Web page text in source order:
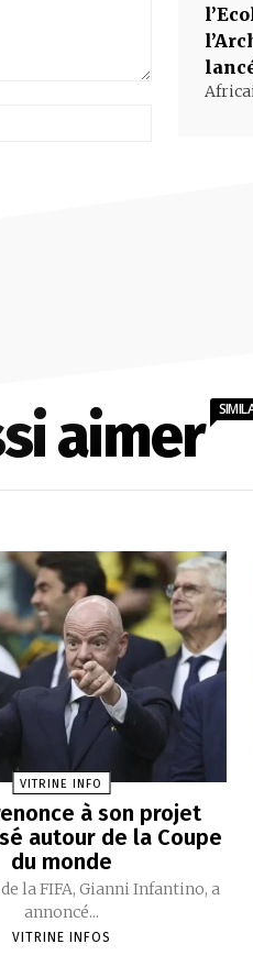
aimer
VITRINE INFO
à son projet
autour de la Coupe
du monde
la FIFA, Gianni Infantino, a
annoncé...
VITRINE INFOS